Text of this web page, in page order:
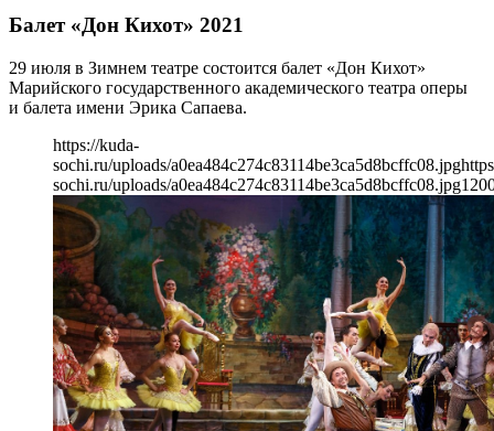
Балет «Дон Кихот» 2021
29 июля в Зимнем театре состоится балет «Дон Кихот»
Марийского государственного академического театра оперы
и балета имени Эрика Сапаева.
https://kuda-
sochi.ru/uploads/a0ea484c274c83114be3ca5d8bcffc08.jpg
sochi.ru/uploads/a0ea484c274c83114be3ca5d8bcffc08.jpg